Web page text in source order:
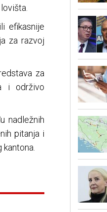
efikasnije
za razvoj
za
i održivo
nadležnih
pitanja i